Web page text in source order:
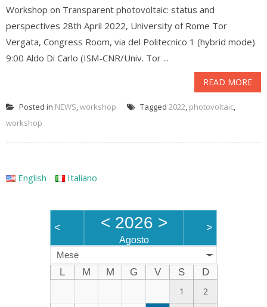
Workshop on Transparent photovoltaic: status and
perspectives 28th April 2022, University of Rome Tor
Vergata, Congress Room, via del Politecnico 1 (hybrid mode)
9:00 Aldo Di Carlo (ISM-CNR/Univ. Tor ...
READ MORE
Posted in NEWS,workshop Tagged 2022, photovoltaic,
workshop
English Italiano
< < 2026 >
Agosto
>
Mese
L M M G V S
D
1
2